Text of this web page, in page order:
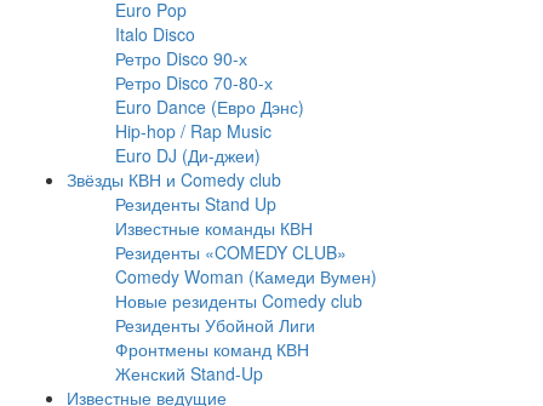
Euro Pop
Italo Disco
Ретро Disco 90-х
Ретро Disco 70-80-х
Euro Dance (Евро Дэнс)
Hip-hop / Rap Music
Euro DJ (Ди-джеи)
Звёзды КВН и Comedy club
Резиденты Stand Up
Известные команды КВН
Резиденты «COMEDY CLUB»
Comedy Woman (Камеди Вумен)
Новые резиденты Comedy club
Резиденты Убойной Лиги
Фронтмены команд КВН
Женский Stand-Up
Известные ведущие